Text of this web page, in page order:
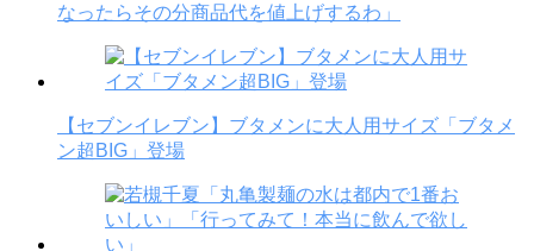
なったらその分商品代を値上げするわ」
【セブンイレブン】ブタメンに大人用サイズ「ブタメ
ン超BIG」登場